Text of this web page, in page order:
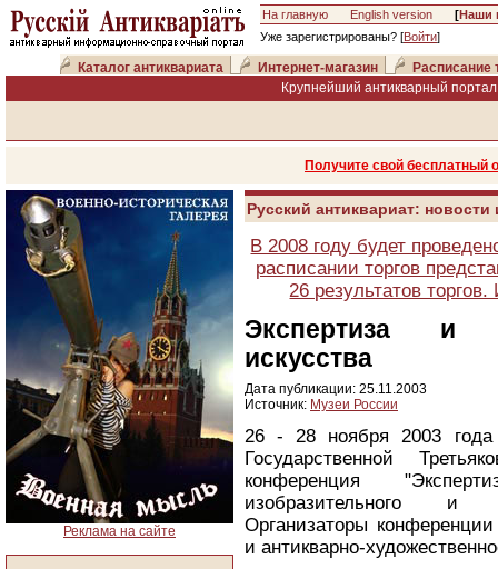
На главную English version [Наши
Уже зарегистрированы? [Войти]
Каталог антиквариата Интернет-магазин
Расписание
Крупнейший антикварный
Получите свой
Реклама на сайте
Русский антиквариат:
В 2008 году будет
расписании торгов
26 результатов
Экспертиза и
искусства
Дата публикации: 25.11.2003
Источник: Музеи России
26 - 28 ноября 2003 года
Государственной
конференция
изобразительного и
Организаторы конференции
и антикварно-